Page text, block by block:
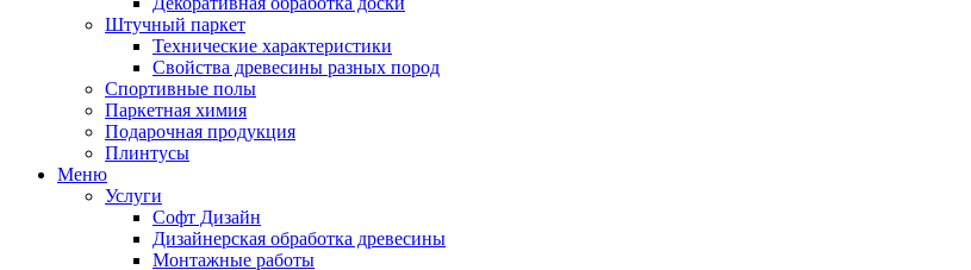
Штучный паркет
Технические характеристики
Свойства древесины разных пород
Спортивные полы
Паркетная химия
Подарочная продукция
Плинтусы
Меню
Услуги
Софт Дизайн
Дизайнерская обработка древесины
Монтажные работы